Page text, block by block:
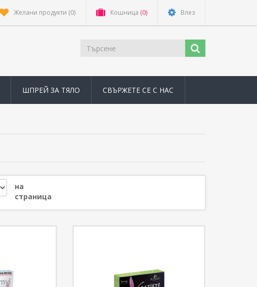
Желани продукти (0) Кошница (0) Влез
ШПРЕЙ ЗА ТЯЛО СВЪРЖЕТЕ СЕ С НАС
на
страница